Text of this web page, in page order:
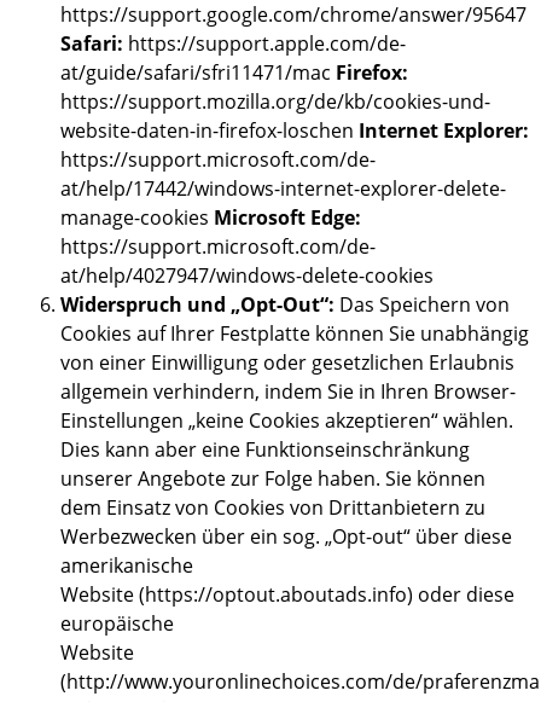
https://support.google.com/chrome/answer/95647
Safari: https://support.apple.com/de-
at/guide/safari/sfri11471/mac Firefox:
https://support.mozilla.org/de/kb/cookies-und-
website-daten-in-firefox-loschen Internet Explorer:
https://support.microsoft.com/de-
at/help/17442/windows-internet-explorer-delete-
manage-cookies Microsoft Edge:
https://support.microsoft.com/de-
at/help/4027947/windows-delete-cookies
Widerspruch und „Opt-Out“: Das Speichern von
Cookies auf Ihrer Festplatte können Sie unabhängig
von einer Einwilligung oder gesetzlichen Erlaubnis
allgemein verhindern, indem Sie in Ihren Browser-
Einstellungen „keine Cookies akzeptieren“ wählen.
Dies kann aber eine Funktionseinschränkung
unserer Angebote zur Folge haben. Sie können
dem Einsatz von Cookies von Drittanbietern zu
Werbezwecken über ein sog. „Opt-out“ über diese
amerikanische
Website (https://optout.aboutads.info) oder diese
europäische
Website
(http://www.youronlinechoices.com/de/